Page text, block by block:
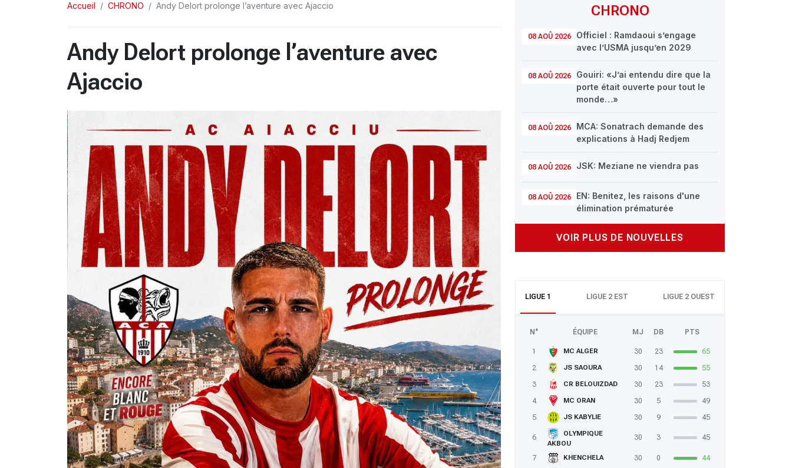
CHRONO
08 AOÛ 2026
Officiel : Ramdaoui s’engage
avec l’USMA jusqu’en 2029
08 AOÛ 2026
Gouiri: «J’ai entendu dire que la
porte était ouverte pour tout le
monde…»
08 AOÛ 2026
MCA: Sonatrach demande des
explications à Hadj Redjem
08 AOÛ 2026 JSK: Meziane ne viendra pas
08 AOÛ 2026
EN: Benitez, les raisons d'une
élimination prématurée
VOIR PLUS DE NOUVELLES
LIGUE 1 LIGUE 2 EST LIGUE 2 OUEST
N° ÉQUIPE MJ DB PTS
1 MC ALGER 30 23
65
2
JS SAOURA 30 14
55
3
CR BELOUIZDAD 30 23
53
4
MC ORAN 30 5
49
5
JS KABYLIE 30 9 45
6
OLYMPIQUE
AKBOU
30 3 45
7 KHENCHELA 30 0
44
Accueil CHRONO Andy Delort prolonge l’aventure avec Ajaccio
Andy Delort prolonge l’aventure avec
Ajaccio